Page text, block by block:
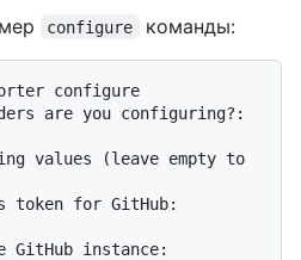
configure команды:
configure
are you configuring?:
values (leave empty to
token for GitHub:
instance: